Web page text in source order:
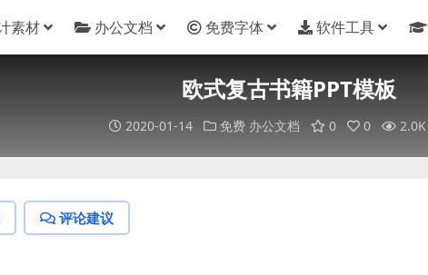
素材 办公文档 免费字体 软件工具
欧式复古书籍PPT模板
2020-01-14 免费 办公文档 0 0 2.0K
评论建议